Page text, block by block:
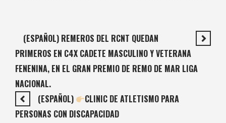
(ESPAÑOL) REMEROS DEL RCNT QUEDAN
PRIMEROS EN C4X CADETE MASCULINO Y VETERANA
FENENINA, EN EL GRAN PREMIO DE REMO DE MAR LIGA
NACIONAL.
(ESPAÑOL)
CLINIC DE ATLETISMO PARA
PERSONAS CON DISCAPACIDAD